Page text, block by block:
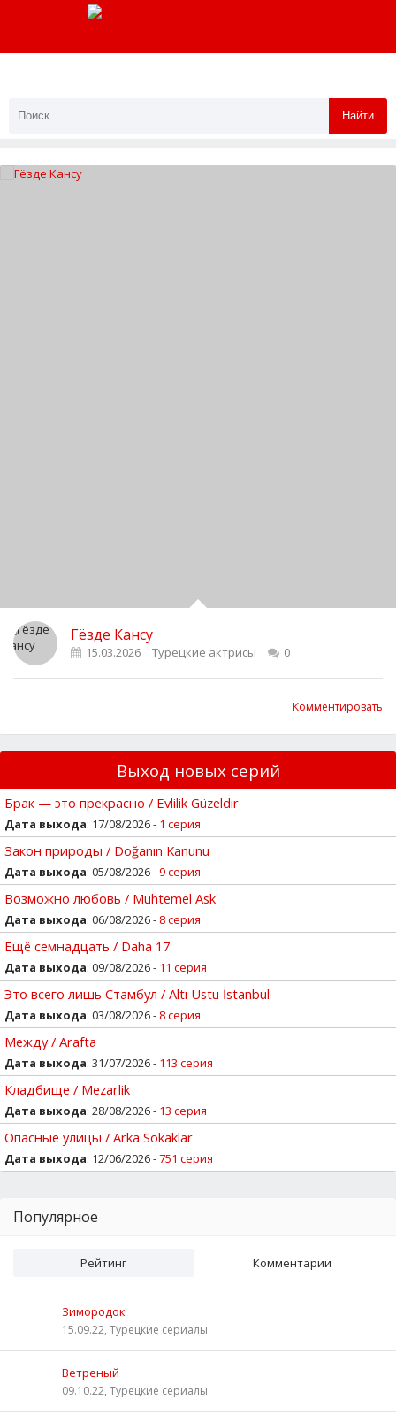
Найти
Гёзде Кансу
15.03.2026 Турецкие актрисы 0
Комментировать
Выход новых серий
Брак — это прекрасно / Evlilik Güzeldir
Дата выхода: 17/08/2026 - 1 серия
Закон природы / Doğanın Kanunu
Дата выхода: 05/08/2026 -9 серия
Возможно любовь / Muhtemel Ask
Дата выхода: 06/08/2026 - 8 серия
Ещё семнадцать / Daha 17
Дата выхода: 09/08/2026 - 11 серия
Это всего лишь Стамбул / Altı Ustu İstanbul
Дата выхода: 03/08/2026 - 8 серия
Между / Arafta
Дата выхода: 31/07/2026 - 113 серия
Кладбище / Mezarlik
Дата выхода: 28/08/2026 - 13 серия
Опасные улицы / Arka Sokaklar
Дата выхода: 12/06/2026 -751 серия
Популярное
Рейтинг Комментарии
Зимородок
15.09.22, Турецкие сериалы
Ветреный
09.10.22, Турецкие сериалы